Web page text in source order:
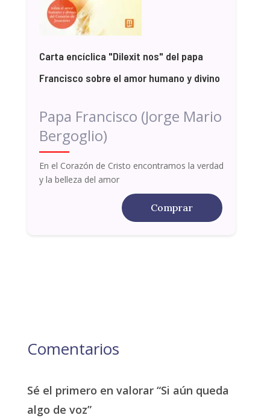
Carta encíclica "Dilexit nos" del papa
Francisco sobre el amor humano y divino
Papa Francisco (Jorge Mario
Bergoglio)
En el Corazón de Cristo encontramos la verdad
y la belleza del amor
Comprar
Comentarios
Sé el primero en valorar “Si aún queda
algo de voz”